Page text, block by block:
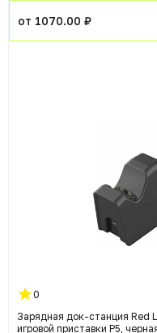
от 1070.00 ₽
0
Зарядная док-станция Red
игровой приставки P5,